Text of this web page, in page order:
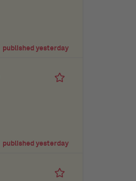
published yesterday
published yesterday